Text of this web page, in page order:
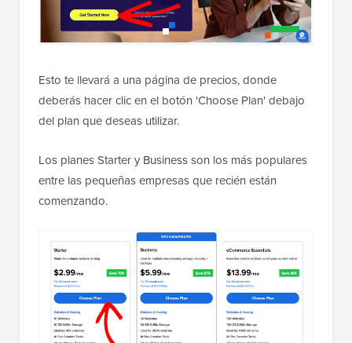
Esto te llevará a una página de precios, donde
deberás hacer clic en el botón 'Choose Plan' debajo
del plan que deseas utilizar.
Los planes Starter y Business son los más populares
entre las pequeñas empresas que recién están
comenzando.